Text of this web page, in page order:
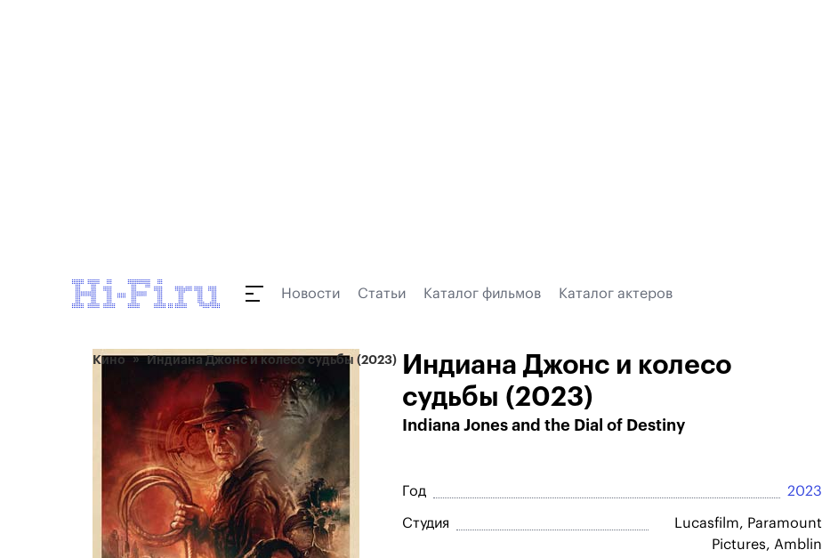
Новости Статьи Каталог фильмов Каталог актеров
Кино Индиана Джонс и колесо судьбы (2023)
Индиана Джонс и колесо
судьбы (2023)
Indiana Jones and the Dial of Destiny
Год 2023
Студия
Lucasfilm, Paramount
Pictures, Amblin